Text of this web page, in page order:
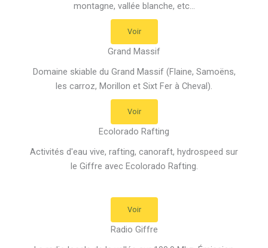
montagne, vallée blanche, etc...
Voir
Grand Massif
Domaine skiable du Grand Massif (Flaine, Samoëns,
les carroz, Morillon et Sixt Fer à Cheval).
Voir
Ecolorado Rafting
Activités d'eau vive, rafting, canoraft, hydrospeed sur
le Giffre avec Ecolorado Rafting.
Voir
Radio Giffre